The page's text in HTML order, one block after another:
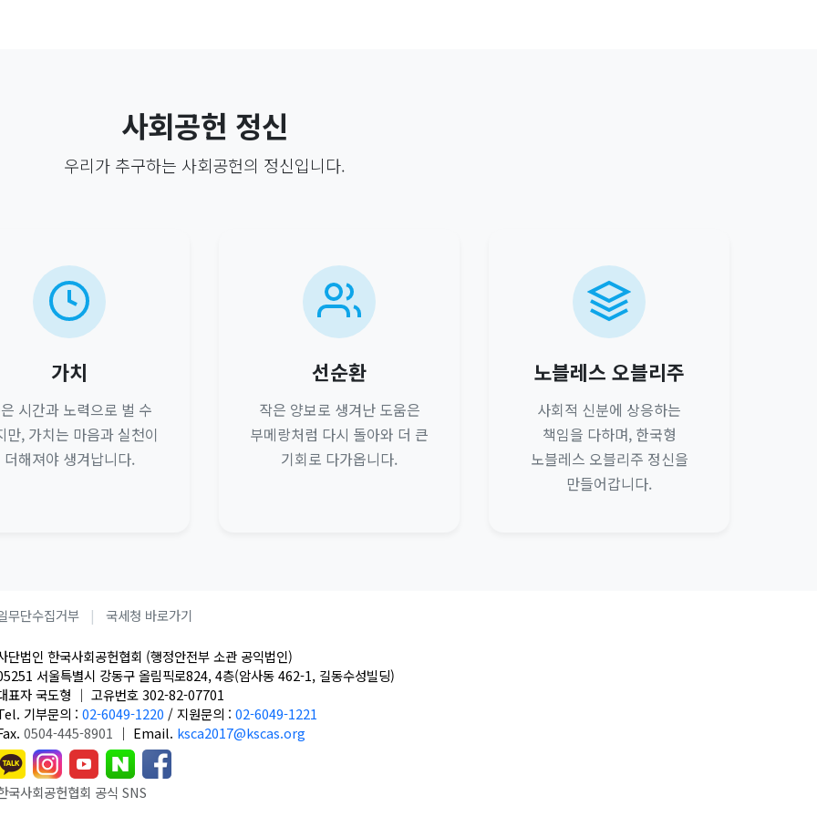
사회공헌 정신
우리가 추구하는 사회공헌의 정신입니다.
가치
시간과 노력으로 벌 수
만, 가치는 마음과 실천이
더해져야 생겨납니다.
선순환
작은 양보로 생겨난 도움은
부메랑처럼 다시 돌아와 더 큰
기회로 다가옵니다.
노블레스 오블리주
사회적 신분에 상응하는
책임을 다하며, 한국형
노블레스 오블리주 정신을
만들어갑니다.
무단수집거부 국세청 바로가기
단법인 한국사회공헌협회 (행정안전부 소관 공익법인)
서울특별시 강동구 올림픽로824, 4층(암사동 462-1, 길동수성빌딩)
표자 국도형 ｜ 고유번호 302-82-07701
기부문의 : 02-6049-1220 /지원문의 : 02-6049-1221
0504-445-8901 ｜ Email. ksca2017@kscas.org
국사회공헌협회 공식 SNS